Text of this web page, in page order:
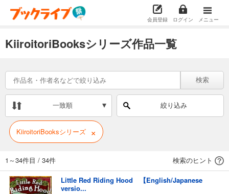
会員登録 ログイン メニュー
KiiroitoriBooksシリーズ作品一覧
検索
一致順 絞り込み
KiiroitoriBooksシリーズ ×
1～34件目 / 34件 検索のヒント
Little Red Riding Hood 【English/Japanese
versio...